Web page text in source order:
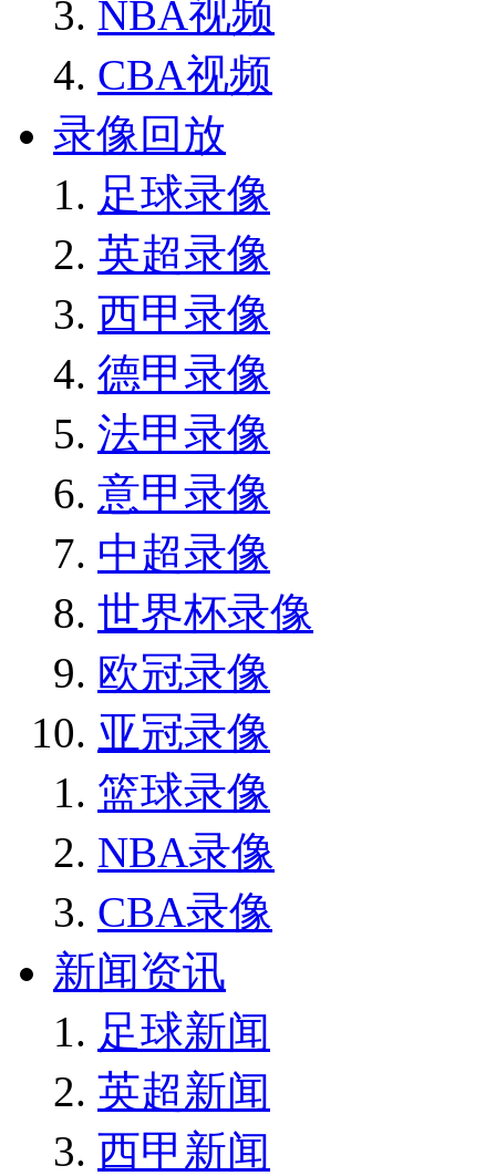
NBA视频
CBA视频
录像回放
足球录像
英超录像
西甲录像
德甲录像
法甲录像
意甲录像
中超录像
世界杯录像
欧冠录像
亚冠录像
篮球录像
NBA录像
CBA录像
新闻资讯
足球新闻
英超新闻
西甲新闻